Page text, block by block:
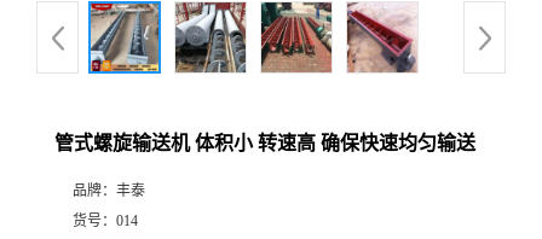
管式螺旋输送机 体积小 转速高 确保快速均匀输送
品牌： 丰泰
货号： 014